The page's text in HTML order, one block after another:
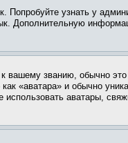
узнать у
Дополнительную
званию, обычно
«аватара» и обычно
аватары,